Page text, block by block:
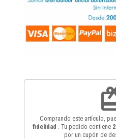
Comprando este artículo,
fidelidad
. Tu pedido contiene 2
por un cupón de